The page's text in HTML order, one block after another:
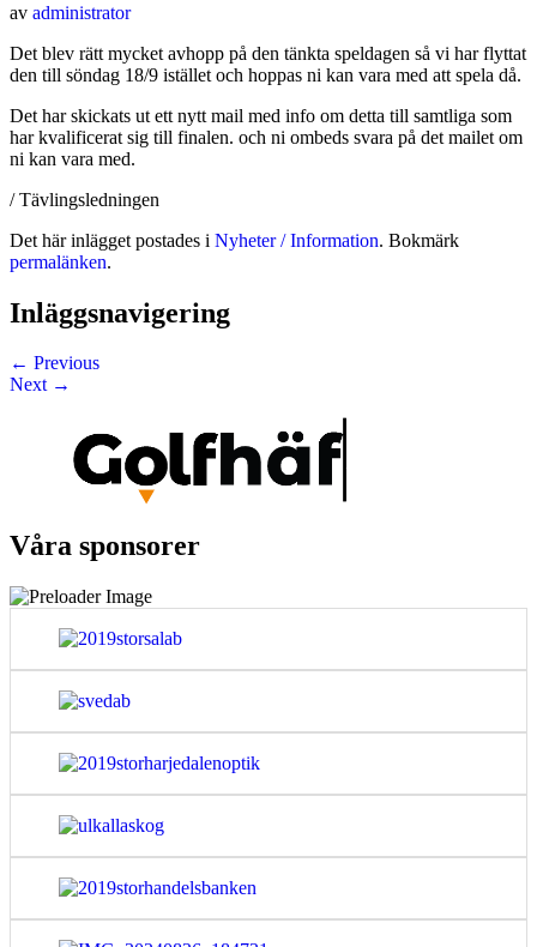
av administrator
Det blev rätt mycket avhopp på den tänkta speldagen så vi har flyttat
den till söndag 18/9 istället och hoppas ni kan vara med att spela då.
Det har skickats ut ett nytt mail med info om detta till samtliga som
har kvalificerat sig till finalen. och ni ombeds svara på det mailet om
ni kan vara med.
/ Tävlingsledningen
Det här inlägget postades i Nyheter / Information. Bokmärk
permalänken.
Inläggsnavigering
← Previous
Next →
Våra sponsorer